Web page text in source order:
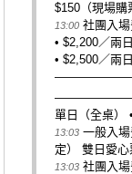
$150（現場購
13:00 社團入
• $2,200／
• $2,500／兩
————————
————————
單日（全桌）
13:03 一般入
定） 雙日愛心
13:03 社團入